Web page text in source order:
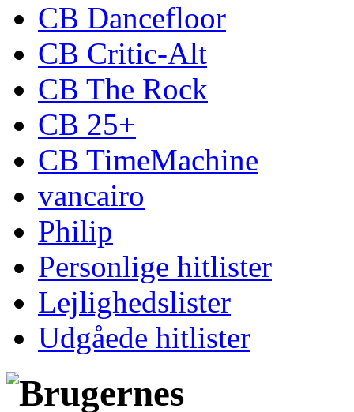
CB Dancefloor
CB Critic-Alt
CB The Rock
CB 25+
CB TimeMachine
vancairo
Philip
Personlige hitlister
Lejlighedslister
Udgåede hitlister